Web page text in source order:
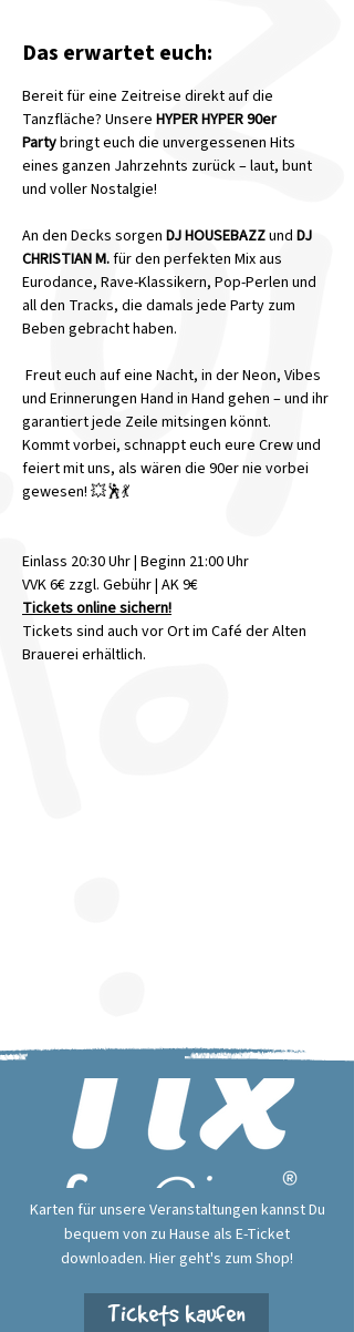
Das erwartet euch:
Bereit für eine Zeitreise direkt auf die
Tanzfläche? Unsere HYPER HYPER 90er
Party bringt euch die unvergessenen Hits
eines ganzen Jahrzehnts zurück – laut, bunt
und voller Nostalgie!
An den Decks sorgen DJ HOUSEBAZZ und DJ
CHRISTIAN M. für den perfekten Mix aus
Eurodance, Rave-Klassikern, Pop-Perlen und
all den Tracks, die damals jede Party zum
Beben gebracht haben.
Freut euch auf eine Nacht, in der Neon, Vibes
und Erinnerungen Hand in Hand gehen – und ihr
garantiert jede Zeile mitsingen könnt.
Kommt vorbei, schnappt euch eure Crew und
feiert mit uns, als wären die 90er nie vorbei
gewesen! 💥🕺💃
Einlass 20:30 Uhr | Beginn 21:00 Uhr
VVK 6€ zzgl. Gebühr | AK 9€
Tickets online sichern!
Tickets sind auch vor Ort im Café der Alten
Brauerei erhältlich.
Karten für unsere Veranstaltungen kannst Du
bequem von zu Hause als E-Ticket
downloaden. Hier geht's zum Shop!
Tickets kaufen